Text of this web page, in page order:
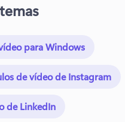
para Windows
de vídeo de Instagram
de LinkedIn